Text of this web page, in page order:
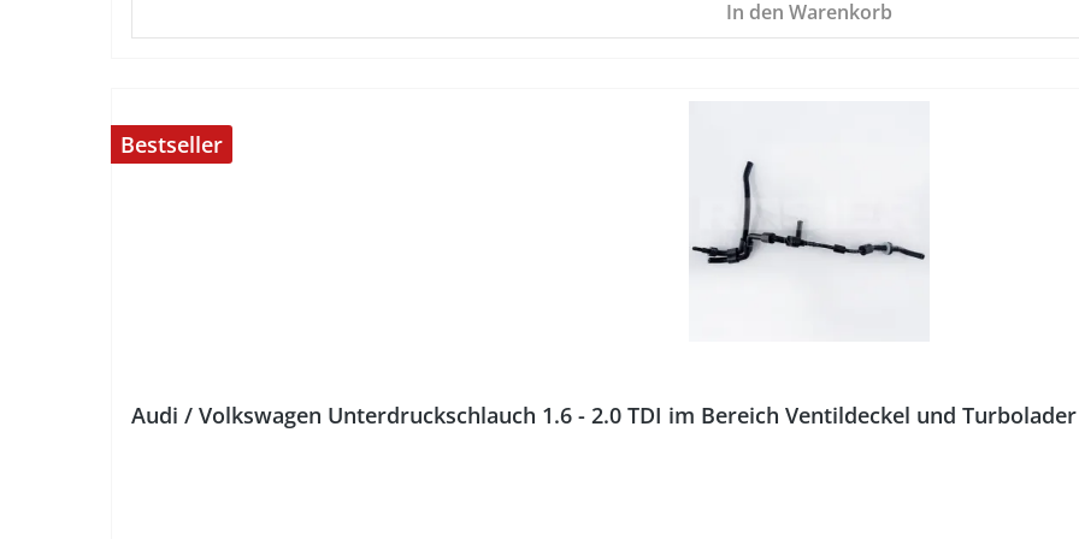
In den Warenkorb
Bestseller
Audi / Volkswagen Unterdruckschlauch 1.6 - 2.0 TDI im Bereich Ventildeckel und Turbolader